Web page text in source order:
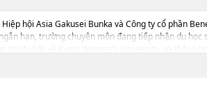
hội Asia Gakusei Bunka và Công ty cổ phần
hạn, trường chuyên môn đang tiếp nhận du học
tin chi tiết về Kyoto Women's University, và